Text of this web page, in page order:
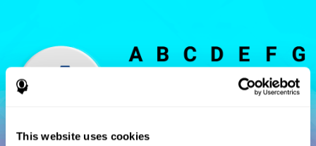
This website uses cookies